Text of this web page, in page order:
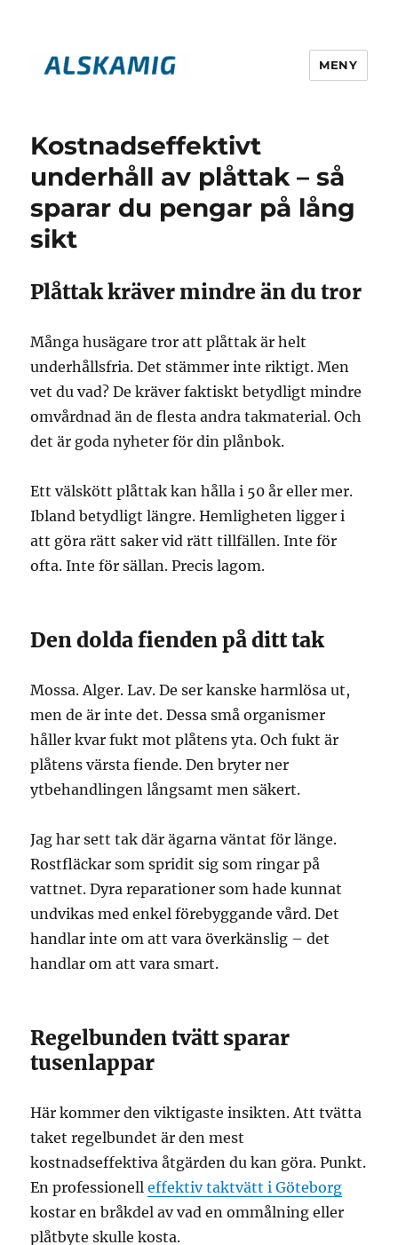
MENY
Kostnadseffektivt
underhåll av plåttak – så
sparar du pengar på lång
sikt
Plåttak kräver mindre än du tror
Många husägare tror att plåttak är helt
underhållsfria. Det stämmer inte riktigt. Men
vet du vad? De kräver faktiskt betydligt mindre
omvårdnad än de flesta andra takmaterial. Och
det är goda nyheter för din plånbok.
Ett välskött plåttak kan hålla i 50 år eller mer.
Ibland betydligt längre. Hemligheten ligger i
att göra rätt saker vid rätt tillfällen. Inte för
ofta. Inte för sällan. Precis lagom.
Den dolda fienden på ditt tak
Mossa. Alger. Lav. De ser kanske harmlösa ut,
men de är inte det. Dessa små organismer
håller kvar fukt mot plåtens yta. Och fukt är
plåtens värsta fiende. Den bryter ner
ytbehandlingen långsamt men säkert.
Jag har sett tak där ägarna väntat för länge.
Rostfläckar som spridit sig som ringar på
vattnet. Dyra reparationer som hade kunnat
undvikas med enkel förebyggande vård. Det
handlar inte om att vara överkänslig – det
handlar om att vara smart.
Regelbunden tvätt sparar
tusenlappar
Här kommer den viktigaste insikten. Att tvätta
taket regelbundet är den mest
kostnadseffektiva åtgärden du kan göra. Punkt.
En professionelleffektiv taktvätt i Göteborg
kostar en bråkdel av vad en ommålning eller
plåtbyte skulle kosta.